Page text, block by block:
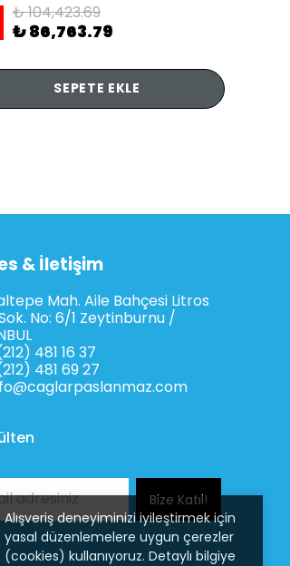
Alışveriş deneyiminizi iyileştirmek için
yasal düzenlemelere uygun çerezler
(cookies) kullanıyoruz. Detaylı bilgiye
₺ 104,423.69
₺ 86,763.79
SEPETE EKLE
& İletişim
Mah. Aile Bahçesi Litros
No: 6/1 Zeytinburnu /
481 16 37
481 69 27
Bize Katıl!